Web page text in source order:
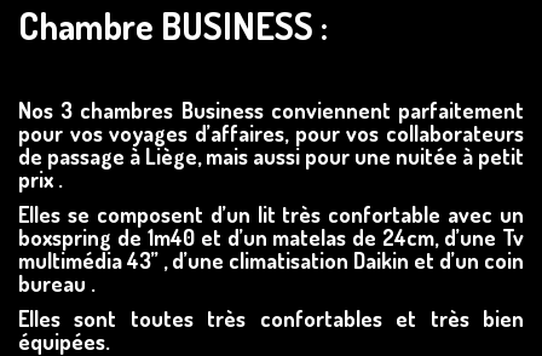
Chambre BUSINESS :
Nos 3 chambres Business conviennent parfaitement
pour vos voyages d’affaires, pour vos collaborateurs
de passage à Liège, mais aussi pour une nuitée à petit
prix .
Elles se composent d’un lit très confortable avec un
boxspring de 1m40 et d’un matelas de 24cm, d’une Tv
multimédia 43’’ , d’une climatisation Daikin et d’un coin
bureau .
Elles sont toutes très confortables et très bien
équipées.